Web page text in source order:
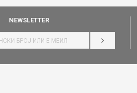
NEWSLETTER
НАЈАВИ СЕ